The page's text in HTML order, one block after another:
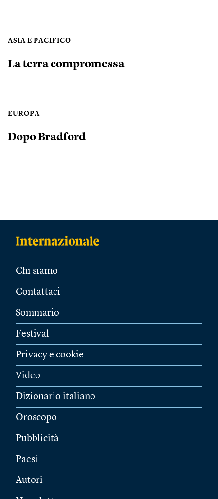
ASIA E PACIFICO
La terra compromessa
EUROPA
Dopo Bradford
Chi siamo
Contattaci
Sommario
Festival
Privacy e cookie
Video
Dizionario italiano
Oroscopo
Pubblicità
Paesi
Autori